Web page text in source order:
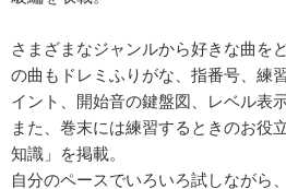
さまざまなジャンルから好きな曲を
の曲もドレミふりがな、指番号、練
イント、開始音の鍵盤図、レベル表
また、巻末には練習するときのお役
知識」を掲載。
自分のペースでいろいろ試しながら